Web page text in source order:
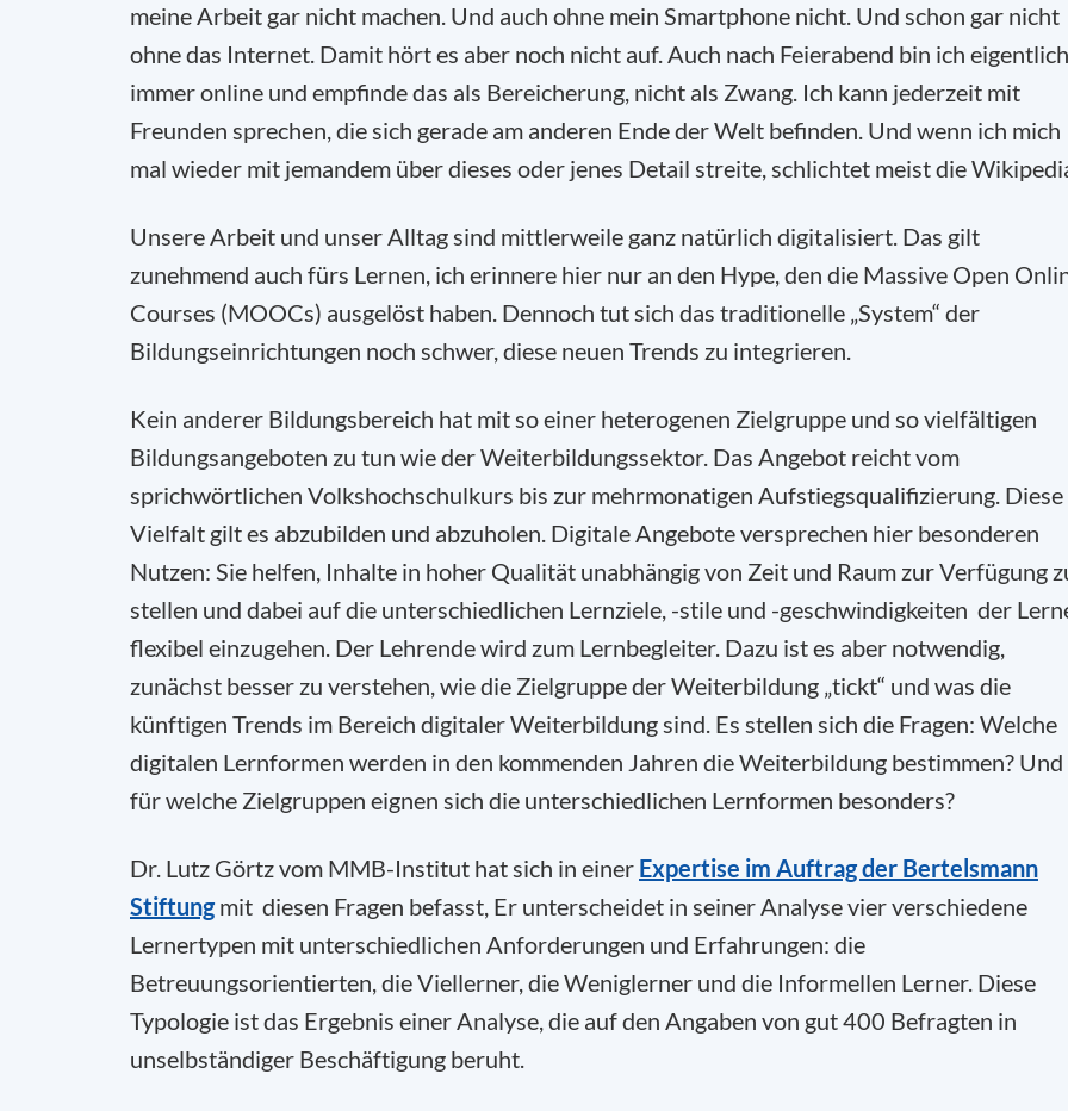
meine Arbeit gar nicht machen. Und auch ohne mein Smartphone nicht. Und schon gar nicht
ohne das Internet. Damit hört es aber noch nicht auf. Auch nach Feierabend bin ich eigentlich
immer online und empfinde das als Bereicherung, nicht als Zwang. Ich kann jederzeit mit
Freunden sprechen, die sich gerade am anderen Ende der Welt befinden. Und wenn ich mich
mal wieder mit jemandem über dieses oder jenes Detail streite, schlichtet meist die
Unsere Arbeit und unser Alltag sind mittlerweile ganz natürlich digitalisiert. Das gilt
zunehmend auch fürs Lernen, ich erinnere hier nur an den Hype, den die Massive Open
Courses (MOOCs) ausgelöst haben. Dennoch tut sich das traditionelle „System“ der
Bildungseinrichtungen noch schwer, diese neuen Trends zu integrieren.
Kein anderer Bildungsbereich hat mit so einer heterogenen Zielgruppe und so vielfältigen
Bildungsangeboten zu tun wie der Weiterbildungssektor. Das Angebot reicht vom
sprichwörtlichen Volkshochschulkurs bis zur mehrmonatigen Aufstiegsqualifizierung. Diese
Vielfalt gilt es abzubilden und abzuholen. Digitale Angebote versprechen hier besonderen
Nutzen: Sie helfen, Inhalte in hoher Qualität unabhängig von Zeit und Raum zur Verfügung
stellen und dabei auf die unterschiedlichen Lernziele, -stile und -geschwindigkeiten der
flexibel einzugehen. Der Lehrende wird zum Lernbegleiter. Dazu ist es aber notwendig,
zunächst besser zu verstehen, wie die Zielgruppe der Weiterbildung „tickt“ und was die
künftigen Trends im Bereich digitaler Weiterbildung sind. Es stellen sich die Fragen: Welche
digitalen Lernformen werden in den kommenden Jahren die Weiterbildung bestimmen? Und
für welche Zielgruppen eignen sich die unterschiedlichen Lernformen besonders?
Dr. Lutz Görtz vom MMB-Institut hat sich in einer Expertise im Auftrag der Bertelsmann
Stiftung mit diesen Fragen befasst, Er unterscheidet in seiner Analyse vier verschiedene
Lernertypen mit unterschiedlichen Anforderungen und Erfahrungen: die
Betreuungsorientierten, die Viellerner, die Weniglerner und die Informellen Lerner. Diese
Typologie ist das Ergebnis einer Analyse, die auf den Angaben von gut 400 Befragten in
unselbständiger Beschäftigung beruht.